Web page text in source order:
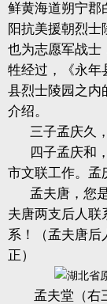
鲜黄海道朔宁郡
阳抗美援朝烈士
也为志愿军战士
牲经过，《永年
县烈士陵园之内
介绍。
三子孟庆久
四子孟庆和
市文联工作。
孟夫唐，您
夫唐两支后人联
系！（孟夫唐后
正）
孟夫堂（右